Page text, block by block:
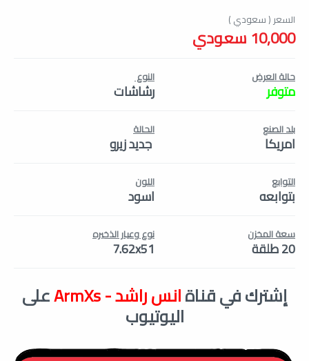
10,000 سعودي
حالة العرض
متوفر
النوع
رشاشات
بلد الصنع
امريكا
الحالة
جديد زيرو
التوابع
بتوابعه
اللون
اسود
سعة المخزن
20 طلقة
نوع وعيار الذخيره
7.62x51
إشترك في قناةانس راشد - ArmXs على
اليوتيوب